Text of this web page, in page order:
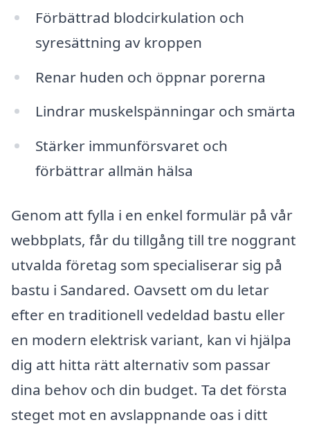
Förbättrad blodcirkulation och
syresättning av kroppen
Renar huden och öppnar porerna
Lindrar muskelspänningar och smärta
Stärker immunförsvaret och
förbättrar allmän hälsa
Genom att fylla i en enkel formulär på vår
webbplats, får du tillgång till tre noggrant
utvalda företag som specialiserar sig på
bastu i Sandared. Oavsett om du letar
efter en traditionell vedeldad bastu eller
en modern elektrisk variant, kan vi hjälpa
dig att hitta rätt alternativ som passar
dina behov och din budget. Ta det första
steget mot en avslappnande oas i ditt